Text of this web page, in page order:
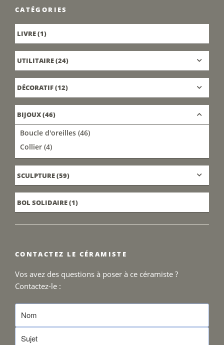
CATÉGORIES
LIVRE(1)
UTILITAIRE(24)
DÉCORATIF(12)
BIJOUX(46)
Boucle d'oreilles (46)
Collier (4)
SCULPTURE(59)
BOL SOLIDAIRE(1)
CONTACTEZ LE CÉRAMISTE
Vos avez des questions à poser à ce céramiste ?
Contactez-le :